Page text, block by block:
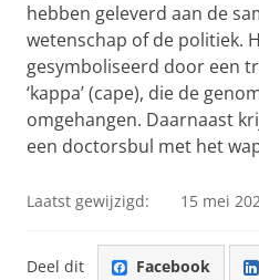
hebben geleverd aan de
wetenschap of de politiek.
gesymboliseerd door een
‘kappa’ (cape), die de
omgehangen. Daarnaast
een doctorsbul met het
Laatst gewijzigd: 15 mei
Deel dit Facebook